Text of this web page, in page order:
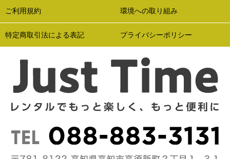
ご利用規約 環境への取り組み
特定商取引法による表記 プライバシーポリシー